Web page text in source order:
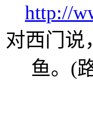
http://
西门
鱼。(